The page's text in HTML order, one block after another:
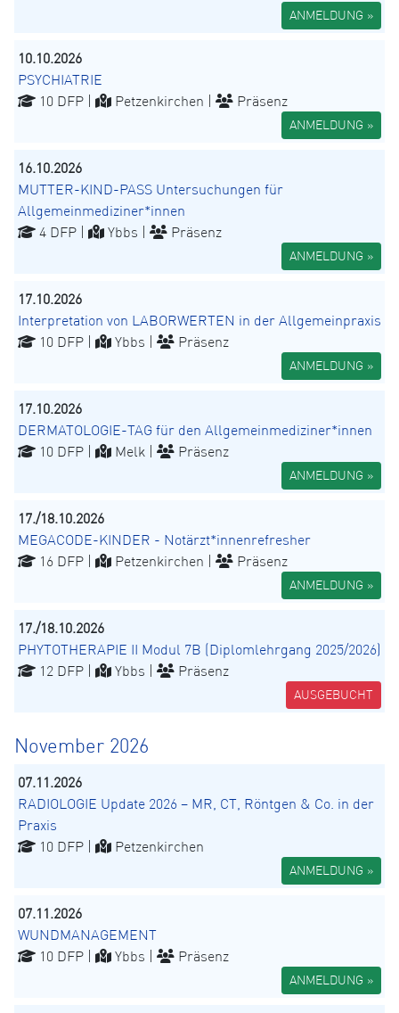
ANMELDUNG »
10.10.2026
PSYCHIATRIE
10 DFP |
Petzenkirchen | Präsenz
ANMELDUNG »
16.10.2026
MUTTER-KIND-PASS Untersuchungen für
Allgemeinmediziner*innen
4 DFP |
Ybbs | Präsenz
ANMELDUNG »
17.10.2026
Interpretation von LABORWERTEN in der Allgemeinpraxis
10 DFP |
Ybbs | Präsenz
ANMELDUNG »
17.10.2026
DERMATOLOGIE-TAG für den Allgemeinmediziner*innen
10 DFP |
Melk | Präsenz
ANMELDUNG »
17./18.10.2026
MEGACODE-KINDER - Notärzt*innenrefresher
16 DFP |
Petzenkirchen | Präsenz
ANMELDUNG »
17./18.10.2026
PHYTOTHERAPIE II Modul 7B (Diplomlehrgang 2025/2026)
12 DFP |
Ybbs | Präsenz
AUSGEBUCHT
November 2026
07.11.2026
RADIOLOGIE Update 2026 – MR, CT, Röntgen & Co. in der
Praxis
10 DFP |
Petzenkirchen
ANMELDUNG »
07.11.2026
WUNDMANAGEMENT
10 DFP |
Ybbs | Präsenz
ANMELDUNG »